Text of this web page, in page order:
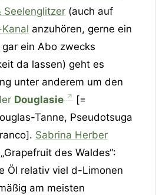
Seelenglitzer (auch auf
anzuhören, gerne ein
ein Abo zwecks
da lassen) geht es
unter anderem um den
Douglasie
[=
Tanne, Pseudotsuga
Sabrina Herber
des Waldes“:
Öl relativ viel d-Limonen
am meisten